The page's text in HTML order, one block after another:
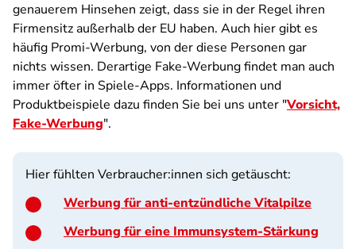
genauerem Hinsehen zeigt, dass sie in der Regel ihren
Firmensitz außerhalb der EU haben. Auch hier gibt es
häufig Promi-Werbung, von der diese Personen gar
nichts wissen. Derartige Fake-Werbung findet man auch
immer öfter in Spiele-Apps. Informationen und
Produktbeispiele dazu finden Sie bei uns unter "Vorsicht,
Fake-Werbung".
Hier fühlten Verbraucher:innen sich getäuscht:
Werbung für anti-entzündliche Vitalpilze
Werbung für eine Immunsystem-Stärkung